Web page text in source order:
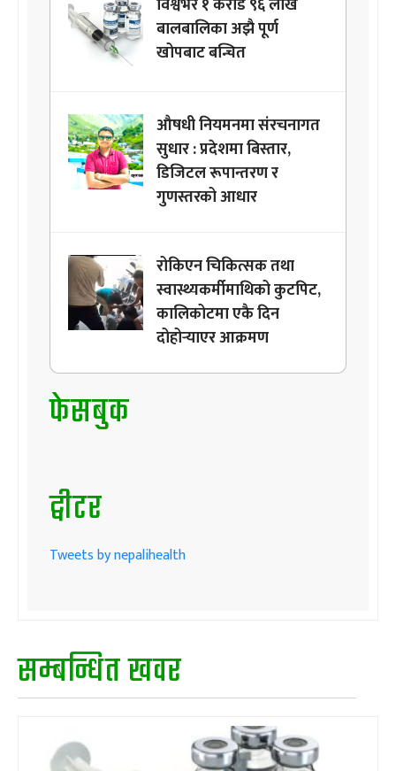
बालबालिका अझै पूर्ण
खोपबाट बन्चित
औषधी नियमनमा संरचनागत
सुधार : प्रदेशमा बिस्तार,
डिजिटल रूपान्तरण र
गुणस्तरको आधार
रोकिएन चिकित्सक तथा
स्वास्थ्यकर्मीमाथिको कुटपिट,
कालिकोटमा एकै दिन
दोहोर्‍याएर आक्रमण
फेसबुक
ट्वीटर
Tweets by nepalihealth
सम्बन्धित खवर